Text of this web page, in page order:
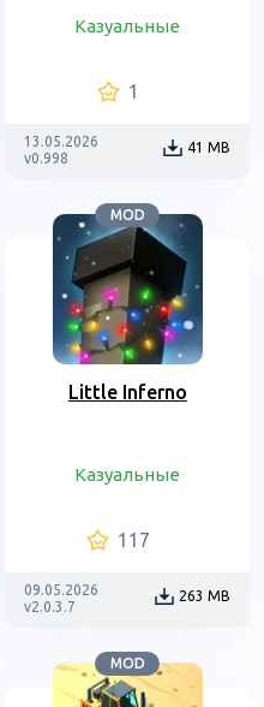
Казуальные
1
13.05.2026
v0.998
41 MB
MOD
Little Inferno
Казуальные
117
09.05.2026
v2.0.3.7
263 MB
MOD